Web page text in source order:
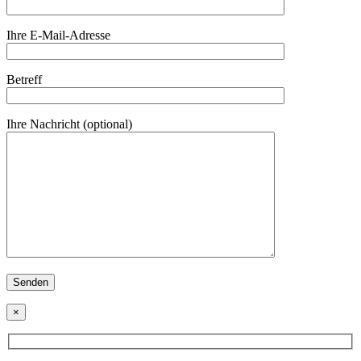
Ihre E-Mail-Adresse
Betreff
Ihre Nachricht (optional)
×